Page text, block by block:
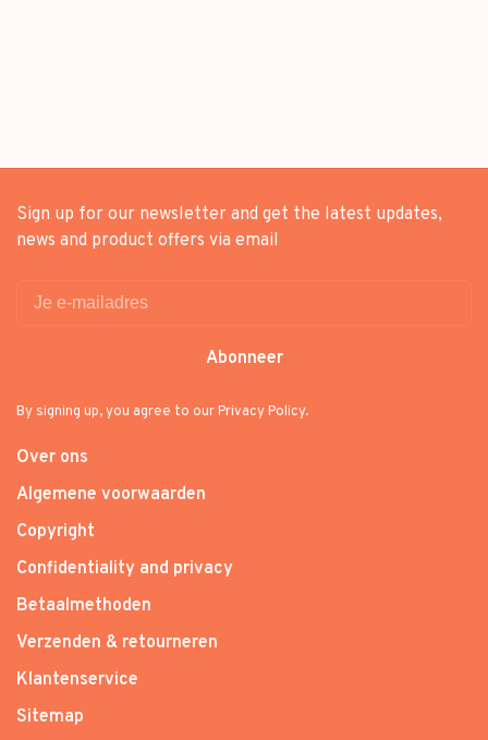
Sign up for our newsletter and get the latest updates,
news and product offers via email
Abonneer
By signing up, you agree to our Privacy Policy.
Over ons
Algemene voorwaarden
Copyright
Confidentiality and privacy
Betaalmethoden
Verzenden & retourneren
Klantenservice
Sitemap